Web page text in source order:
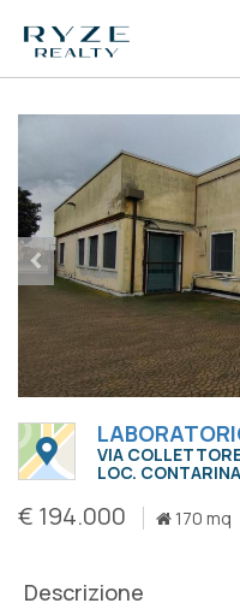
VIA
LOC. CONTARINA
€ 194.000 170 mq
Descrizione